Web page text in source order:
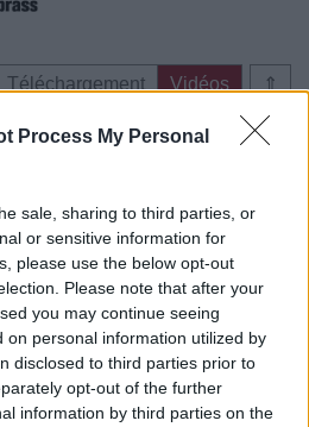
Process My Personal
sale, sharing to third parties, or
or sensitive information for
please use the below opt-out
Please note that after your
you may continue seeing
on personal information utilized by
disclosed to third parties prior to
opt-out of the further
information by third parties on the
⇑
Téléchargement
Vidéos
Chanson sans vidéo